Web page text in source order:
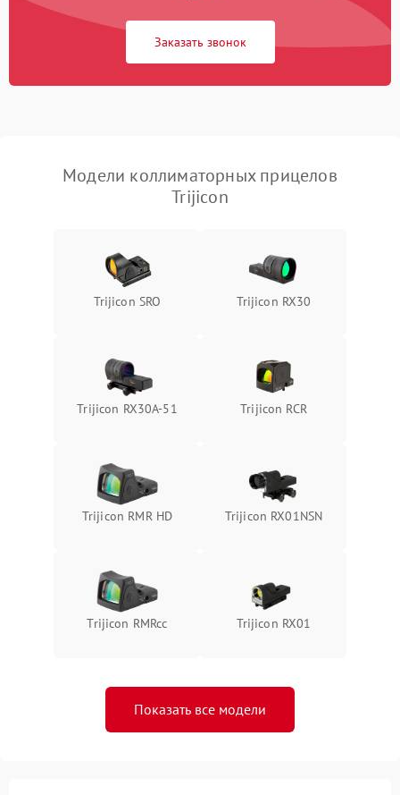
Неисправность системы
Неисправность системы
Поломка системы защиты
от перенапряжения
Подробнее →
Заказать звонок
Модели коллиматорных прицелов
Trijicon
Trijicon SRO Trijicon RX30
Trijicon RX30A-51 Trijicon RCR
Trijicon RMR HD Trijicon RX01NSN
Trijicon RMRcc Trijicon RX01
Показать все модели